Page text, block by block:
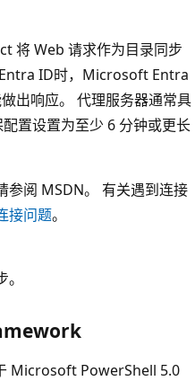
将 Web 请求作为目录同步
ID时，Microsoft Entra
出响应。 代理服务器通常具
置设置为至少 6 分钟或更长
参阅 MSDN。 有关遇到连接
接问题。
Microsoft PowerShell 5.0